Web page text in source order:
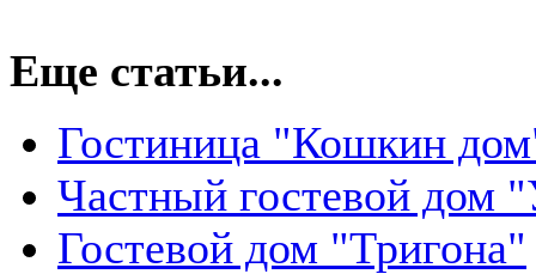
Еще статьи...
Гостиница "Кошкин
Частный гостевой дом
Гостевой дом "Тригона"